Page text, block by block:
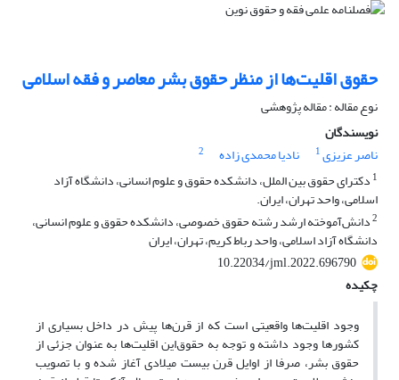
حقوق اقلیت‌ها از منظر حقوق بشر معاصر و فقه اسلامی
نوع مقاله : مقاله پژوهشی
نویسندگان
ناصر عزیزی1 نادیا محمدی زاده
2
1 دکترای حقوق بین الملل، دانشکده حقوق و علوم انسانی، دانشگاه آزاد
اسلامی، واحد تهران، ایران.
2دانش‌آموخته ارشد رشته حقوق خصوصی، دانشکده حقوق و علوم انسانی،
دانشگاه آزاد اسلامی، واحد رباط کریم، تهران، ایران
10.22034/jml.2022.696790
چکیده
وجود اقلیت‌ها واقعیتی است که از قرن‌ها پیش در داخل بسیاری از
کشورها وجود داشته و توجه به حقوق‌این اقلیت‌ها به عنوان جزئی از
حقوق بشر، صرفا از اوایل قرن بیست میلادی آغاز شده و با تصویب